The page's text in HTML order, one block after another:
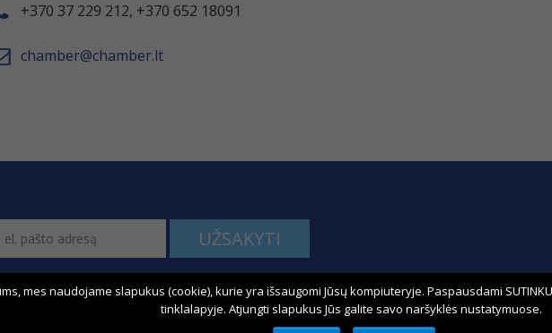
+370 37 229 212, +370 652 18091
chamber@chamber.lt
UŽSAKYTI
Bendraukime:
mes naudojame slapukus (cookie), kurie yra išsaugomi Jūsų kompiuteryje. Paspausdami
tinklalapyje. Atjungti slapukus Jūs galite savo naršyklės nustatymuose.